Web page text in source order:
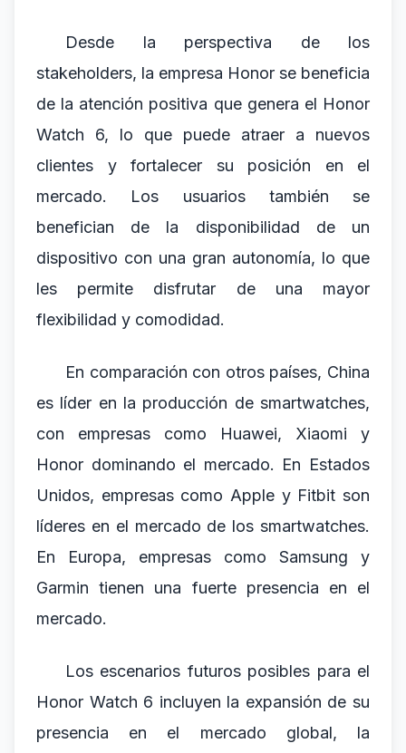
Desde la perspectiva de los
stakeholders, la empresa Honor se beneficia
de la atención positiva que genera el Honor
Watch 6, lo que puede atraer a nuevos
clientes y fortalecer su posición en el
mercado. Los usuarios también se
benefician de la disponibilidad de un
dispositivo con una gran autonomía, lo que
les permite disfrutar de una mayor
flexibilidad y comodidad.
En comparación con otros países, China
es líder en la producción de smartwatches,
con empresas como Huawei, Xiaomi y
Honor dominando el mercado. En Estados
Unidos, empresas como Apple y Fitbit son
líderes en el mercado de los smartwatches.
En Europa, empresas como Samsung y
Garmin tienen una fuerte presencia en el
mercado.
Los escenarios futuros posibles para el
Honor Watch 6 incluyen la expansión de su
presencia en el mercado global, la